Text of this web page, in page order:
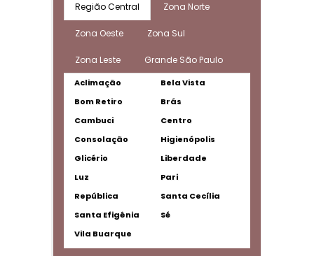
Região Central Zona Norte
Zona Oeste Zona Sul
Zona Leste Grande São Paulo
Aclimação
Bela Vista
Bom Retiro
Brás
Cambuci
Centro
Consolação
Higienópolis
Glicério
Liberdade
Luz
Pari
República
Santa Cecília
Santa Efigênia
Sé
Vila Buarque